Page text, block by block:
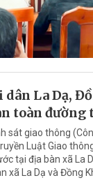
La Dạ,
toàn đường
sát giao thông
Luật Giao
tại địa bàn xã La
xã La Dạ và Đồng